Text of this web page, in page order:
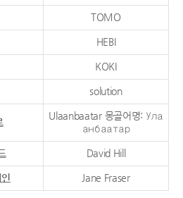
TOMO
HEBI
KOKI
solution
Ulaanbaatar 몽골어명: Ула
анбаатар
David Hill
Jane Fraser